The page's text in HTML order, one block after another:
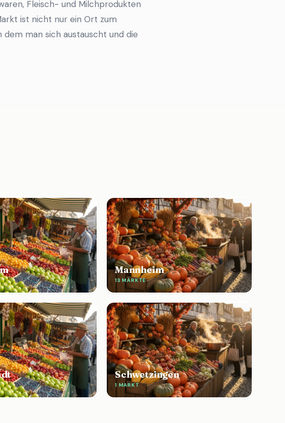
Fleisch- und Milchprodukten
ist nicht nur ein Ort zum
man sich austauscht und die
Mannheim
13 MÄRKTE
Schwetzingen
1 MARKT